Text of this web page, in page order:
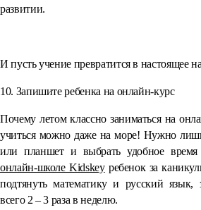
развитии.
И пусть учение превратится в настоящее
10. Запишите ребенка на онлайн-курс
Почему летом классно заниматься на
учиться можно даже на море! Нужно лишь
или планшет и выбрать удобное
онлайн-школе Kidskeyребенок за
подтянуть математику и русский язык,
всего 2 – 3 раза в неделю.